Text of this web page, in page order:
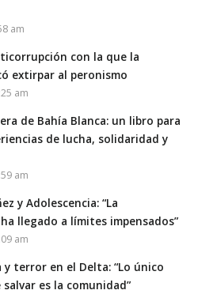
am
con la que la
extirpar al peronismo
am
de Bahía Blanca: un libro para
de lucha, solidaridad y
am
y Adolescencia: “La
llegado a límites impensados”
am
y terror en el Delta: “Lo único
es la comunidad”